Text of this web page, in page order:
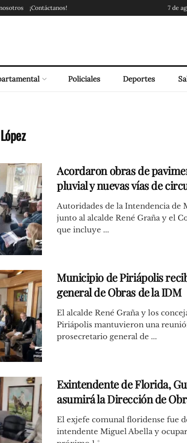
¡Contáctanos! 7 de
Policiales Deportes
Acordaron obras de
pluvial y nuevas vías de
Autoridades de la Intendencia de
junto al alcalde René Graña y el
que incluye ...
Municipio de Piriápolis
general de Obras de la IDM
El alcalde René Graña y los
Piriápolis mantuvieron una
prosecretario general de ...
Exintendente de Florida,
asumirá la Dirección de
El exjefe comunal floridense fue
intendente Miguel Abella y